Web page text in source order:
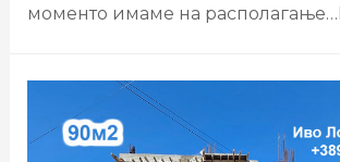
моменто имаме на располагање…